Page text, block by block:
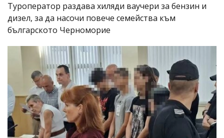
Туроператор раздава хиляди ваучери за бензин и
дизел, за да насочи повече семейства към
българското Черноморие